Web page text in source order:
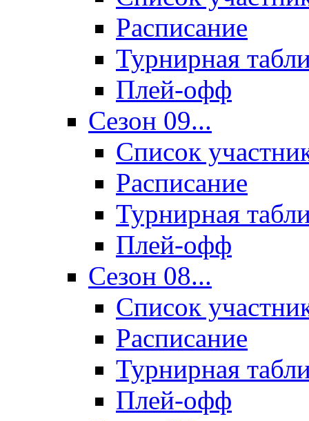
Расписание
Турнирная
Плей-офф
Сезон 09...
Список
Расписание
Турнирная
Плей-офф
Сезон 08...
Список
Расписание
Турнирная
Плей-офф